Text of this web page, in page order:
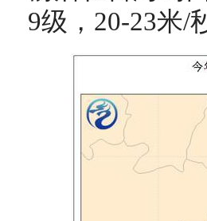
9级，20-23米/